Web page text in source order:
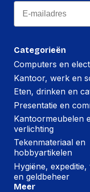
Hoeveelheid:
Hoogte:
Lengte:
Gewicht:
Categorieën
Computers en
Kantoor, werk en
Eten, drinken en
Presentatie en
Kantoormeubelen
verlichting
Tekenmateriaal en
hobbyartikelen
Hygiëne, expeditie,
en geldbeheer
Meer
Email